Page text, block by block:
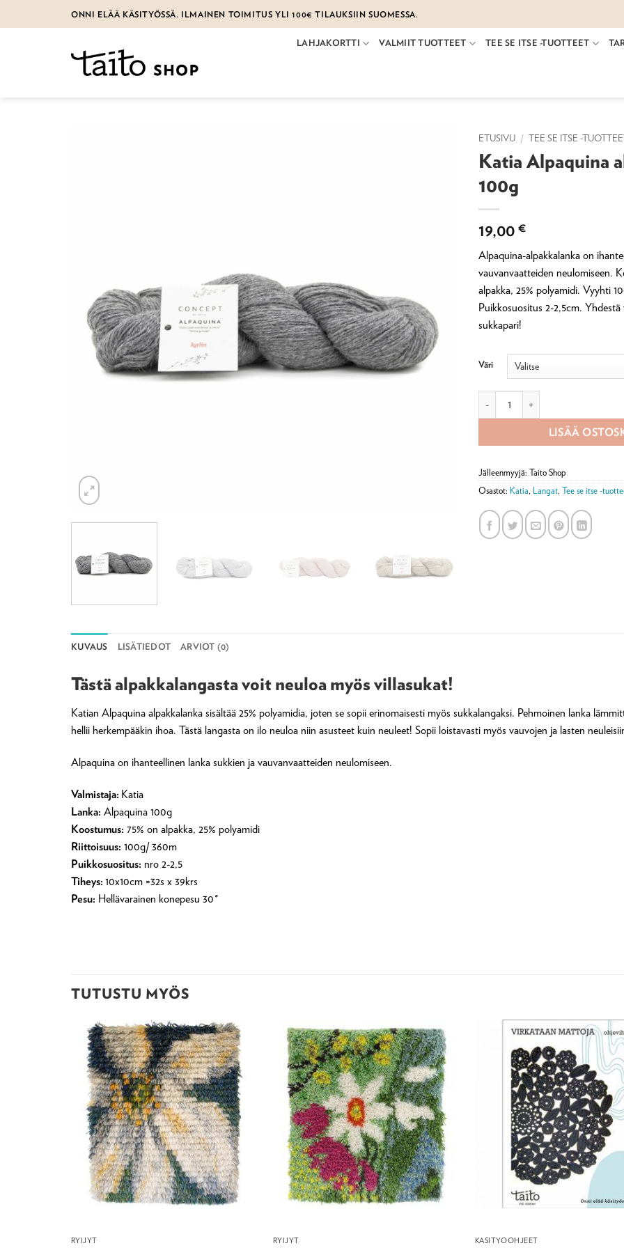
to
ONNI ELÄÄ KÄSITYÖSSÄ. ILMAINEN TOIMITUS YLI 100€ TILAUKSIIN SUOMESSA.
LAHJAKORTTI VALMIIT TUOTTEET TEE SE ITSE -TUOTTEET
ETUSIVU / TEE SE ITSE -
Katia Alpaquina
100g
19,00 €
Alpaquina-alpakkalanka on
vauvanvaatteiden neulomiseen.
alpakka, 25% polyamidi. Vyyhti
Puikkosuositus 2-2,5cm.
sukkapari!
Väri
LISÄÄ
Jälleenmyyjä: Taito Shop
Osastot: Katia, Langat, Tee se itse -
KUVAUS LISÄTIEDOT ARVIOT (0)
Tästä alpakkalangasta voit neuloa myös villasukat!
Katian Alpaquina alpakkalanka sisältää 25% polyamidia, joten se sopii erinomaisesti myös sukkalangaksi. Pehmoinen lanka
hellii herkempääkin ihoa. Tästä langasta on ilo neuloa niin asusteet kuin neuleet! Sopii loistavasti myös vauvojen ja lasten
Alpaquina on ihanteellinen lanka sukkien ja vauvanvaatteiden neulomiseen.
Valmistaja: Katia
Lanka: Alpaquina 100g
Koostumus: 75% on alpakka, 25% polyamidi
Riittoisuus: 100g/ 360m
Puikkosuositus: nro 2-2,5
Tiheys: 10x10cm =32s x 39krs
Pesu: Hellävarainen konepesu 30°
TUTUSTU MYÖS
RYIJYT RYIJYT KÄSITYÖOHJEET